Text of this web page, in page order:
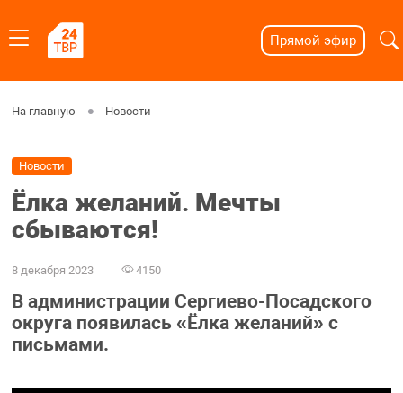
Прямой эфир
На главную Новости
Новости
Ёлка желаний. Мечты
сбываются!
8 декабря 2023 4150
В администрации Сергиево-Посадского
округа появилась «Ёлка желаний» с
письмами.